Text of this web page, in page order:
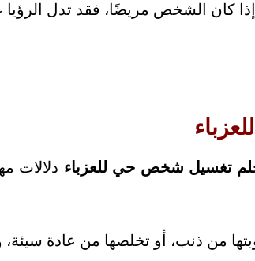
كان الشخص مريضًا، فقد تدل
تغسيل شخص حي للعزباء دلالات
من ذنب، أو تخلصها من عادة سيئة،